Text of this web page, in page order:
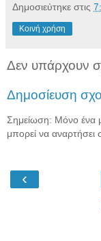
Δημοσιεύτηκε στις
Κοινή χρήση
Δεν υπάρχουν
Δημοσίευση
Σημείωση: Μόνο ένα
μπορεί να αναρτήσει
‹